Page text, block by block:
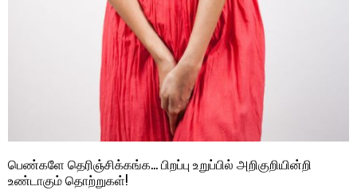
பெண்களே தெரிஞ்சிக்கங்க… பிறப்பு உறுப்பில் அறிகுறியின்றி
உண்டாகும் தொற்றுகள்!